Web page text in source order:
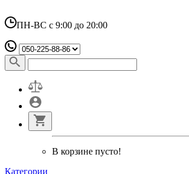
ПН-ВС с 9:00 до 20:00
В корзине пусто!
Категории